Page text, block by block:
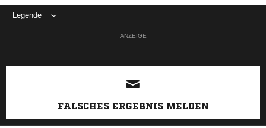
Legende
ANZEIGE
FALSCHES ERGEBNIS MELDEN